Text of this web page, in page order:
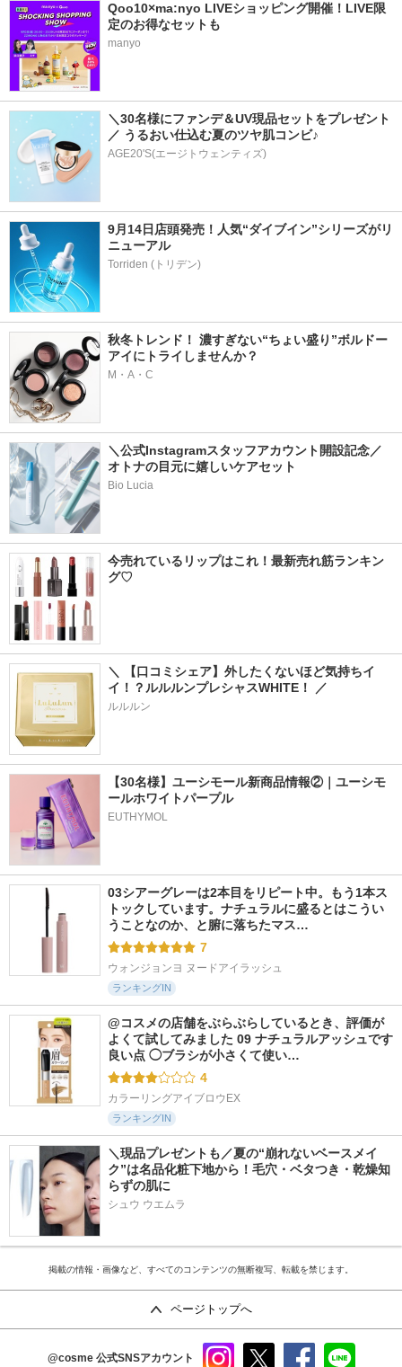
Qoo10×ma:nyo LIVEショッピング開催！LIVE限
定のお得なセットも
manyo
＼30名様にファンデ＆UV現品セットをプレゼント
／ うるおい仕込む夏のツヤ肌コンビ♪
AGE20'S(エージトウェンティズ)
9月14日店頭発売！人気“ダイブイン”シリーズがリ
ニューアル
秋冬トレンド！ 濃すぎない“ちょい盛り”ボルドー
アイにトライしませんか？
M・A・C
＼公式Instagramスタッフアカウント開設記念／
オトナの目元に嬉しいケアセット
Bio Lucia
今売れているリップはこれ！最新売れ筋ランキン
グ♡
＼ 【口コミシェア】外したくないほど気持ちイ
イ！？ルルルンプレシャスWHITE！ ／
ルルルン
【30名様】ユーシモール新商品情報②｜ユーシモ
ールホワイトパープル
EUTHYMOL
03シアーグレーは2本目をリピート中。もう1本ス
トックしています。ナチュラルに盛るとはこうい
うことなのか、と腑に落ちたマス…
7
ウォンジョンヨ ヌードアイラッシュ
ランキングIN
@コスメの店舗をぶらぶらしているとき、評価が
よくて試してみました 09 ナチュラルアッシュです
良い点 ◯ブラシが小さくて使い…
4
カラーリングアイブロウEX
ランキングIN
＼現品プレゼントも／夏の“崩れないベースメイ
ク”は名品化粧下地から！毛穴・ベタつき・乾燥知
らずの肌に
シュウ ウエムラ
掲載の情報・画像など、すべてのコンテンツの無断複写、転載を禁じます。
ページトップへ
@cosme 公式SNSアカウント